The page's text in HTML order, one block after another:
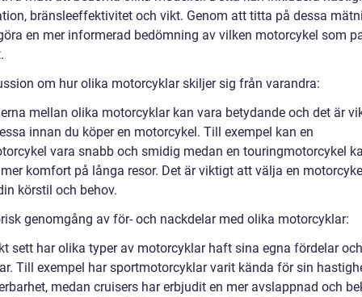
bränsleeffektivitet och vikt. Genom att titta på dessa
en mer informerad bedömning av vilken motorcykel som
om hur olika motorcyklar skiljer sig från varandra:
mellan olika motorcyklar kan vara betydande och det är
innan du köper en motorcykel. Till exempel kan en
vara snabb och smidig medan en touringmotorcykel
komfort på långa resor. Det är viktigt att välja en
körstil och behov.
genomgång av för- och nackdelar med olika motorcyklar:
sett har olika typer av motorcyklar haft sina egna fördelar och
Till exempel har sportmotorcyklar varit kända för sin
medan cruisers har erbjudit en mer avslappnad och